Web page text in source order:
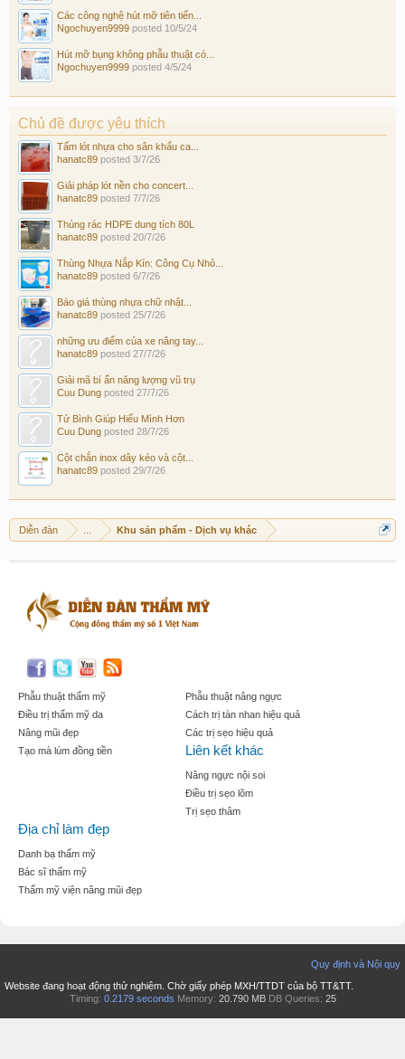
Các công nghệ hút mỡ tiên tiến...
Ngochuyen9999 posted 10/5/24
Hút mỡ bụng không phẫu thuật có...
Ngochuyen9999 posted 4/5/24
Chủ đề được yêu thích
Tấm lót nhựa cho sân khấu ca...
hanatc89 posted 3/7/26
Giải pháp lót nền cho concert...
hanatc89 posted 7/7/26
Thùng rác HDPE dung tích 80L
hanatc89 posted 20/7/26
Thùng Nhựa Nắp Kín: Công Cụ Nhỏ...
hanatc89 posted 6/7/26
Báo giá thùng nhựa chữ nhật...
hanatc89 posted 25/7/26
những ưu điểm của xe nâng tay...
hanatc89 posted 27/7/26
Giải mã bí ẩn năng lượng vũ trụ
Cuu Dung posted 27/7/26
Tử Bình Giúp Hiểu Mình Hơn
Cuu Dung posted 28/7/26
Cột chắn inox dây kéo và cột...
hanatc89 posted 29/7/26
Diễn đàn Khu sản phẩm - Dịch vụ khác
Phẫu thuật thẩm mỹ
Điều trị thẩm mỹ da
Nâng mũi đẹp
Tạo mà lúm đồng tiền
Phẫu thuật nâng ngực
Cách trị tàn nhan hiệu quả
Các trị sẹo hiệu quả
Liên kết khác
Nâng ngực nội soi
Điều trị sẹo lõm
Trị sẹo thâm
Địa chỉ làm đẹp
Danh bạ thẩm mỹ
Bác sĩ thẩm mỹ
Thẩm mỹ viện nâng mũi đẹp
Quy định và Nội quy
Website đang hoạt động thử nghiệm. Chờ giấy phép MXH/TTDT của bộ TT&TT.
Timing: 0.2179 seconds Memory: 20.790 MB DB Queries: 25